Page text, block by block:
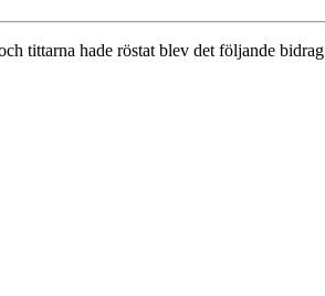
tittarna hade röstat blev det följande bidrag